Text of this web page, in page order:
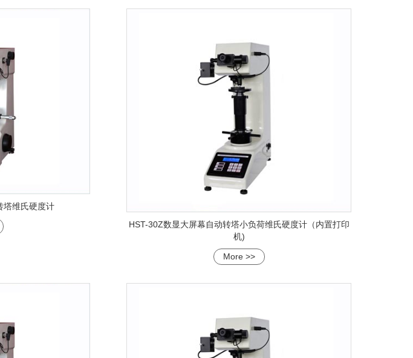
塔维氏硬度计
HST-30Z数显大屏幕自动转塔小负荷维氏硬度计（内置打印
机)
More >>